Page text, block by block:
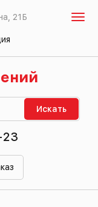
21Б
Искать
23